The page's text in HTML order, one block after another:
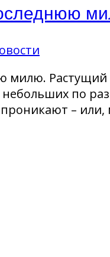
Растущий
небольших по
– или,